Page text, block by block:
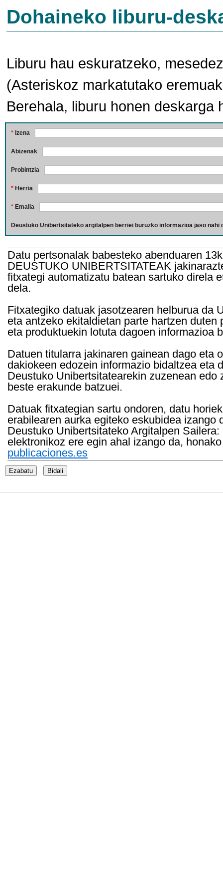
Dohaineko liburu-
Liburu hau eskuratzeko,
(Asteriskoz markatutako
Berehala, liburu honen deskarga
* Izena
Abizenak
Probintzia
* Herria
* Emaila
Deustuko Unibertsitateko argitalpen berriei buruzko informazioa jaso nahi
Datu pertsonalak babesteko abenduaren
DEUSTUKO UNIBERTSITATEAK
fitxategi automatizatu batean sartuko direla
dela.
Fitxategiko datuak jasotzearen helburua da
eta antzeko ekitaldietan parte hartzen
eta produktuekin lotuta dagoen informazioa
Datuen titularra jakinaren gainean dago eta
dakiokeen edozein informazio bidaltzea eta
Deustuko Unibertsitatearekin zuzenean
beste erakunde batzuei.
Datuak fitxategian sartu ondoren, datu
erabilearen aurka egiteko eskubidea
Deustuko Unibertsitateko Argitalpen
elektronikoz ere egin ahal izango da,
publicaciones.es
Ezabatu Bidali